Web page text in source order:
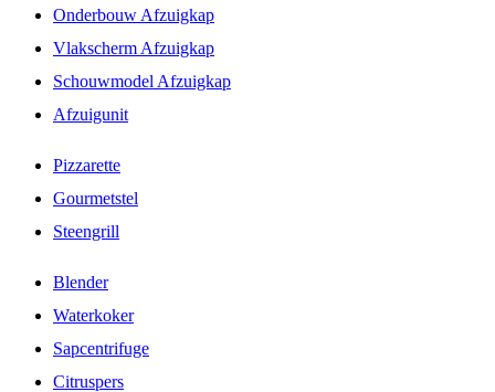
Onderbouw Afzuigkap
Vlakscherm Afzuigkap
Schouwmodel Afzuigkap
Afzuigunit
Pizzarette
Gourmetstel
Steengrill
Blender
Waterkoker
Sapcentrifuge
Citruspers